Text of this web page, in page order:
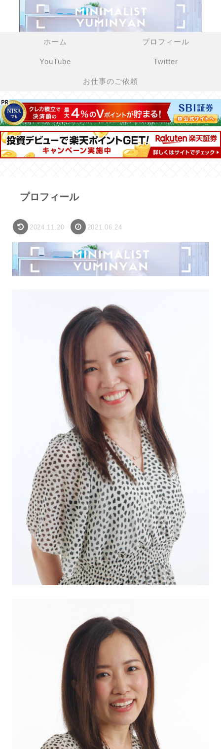
ホーム プロフィール
YouTube Twitter
お仕事のご依頼
プロフィール
2024.11.20 2021.06.24